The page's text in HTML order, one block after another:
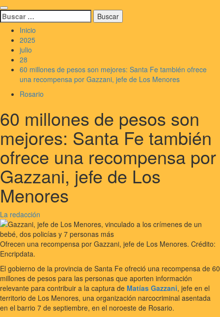
Saltar
al
contenido
Menú
principal
Buscar:
Inicio
2025
julio
28
60 millones de pesos son mejores: Santa Fe también ofrece
una recompensa por Gazzani, jefe de Los Menores
Rosario
60 millones de pesos son
mejores: Santa Fe también
ofrece una recompensa por
Gazzani, jefe de Los
Menores
La redacción
Ofrecen una recompensa por Gazzani, jefe de Los Menores. Crédito:
Encripdata.
El gobierno de la provincia de Santa Fe ofreció una recompensa de 60
millones de pesos para las personas que aporten información
relevante para contribuir a la captura de Matías Gazzani, jefe en el
territorio de Los Menores, una organización narcocriminal asentada
en el barrio 7 de septiembre, en el noroeste de Rosario.